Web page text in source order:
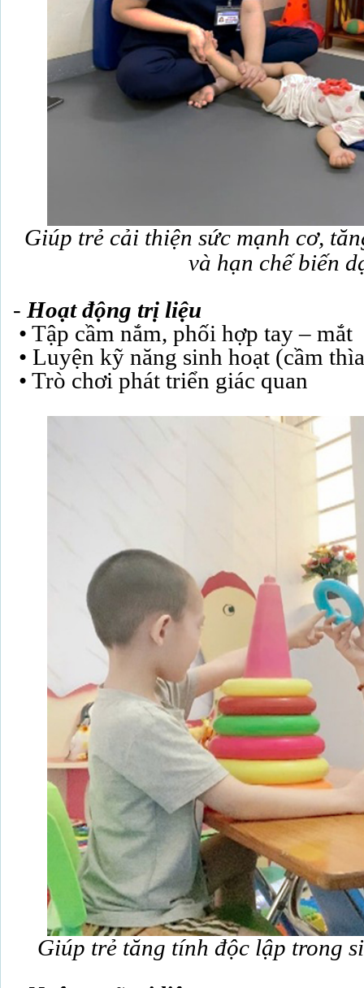
Giúp trẻ cải thiện sức mạnh cơ,
và hạn chế biến
- Hoạt động trị liệu
• Tập cầm nắm, phối hợp tay – mắt
• Luyện kỹ năng sinh hoạt (cầm
• Trò chơi phát triển giác quan
Giúp trẻ tăng tính độc lập trong